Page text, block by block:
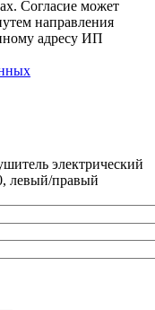
Согласие может
направления
адресу ИП
электрический
левый/правый